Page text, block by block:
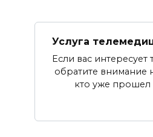
Услуга
Если вас
обратите внимание
кто уже прошел